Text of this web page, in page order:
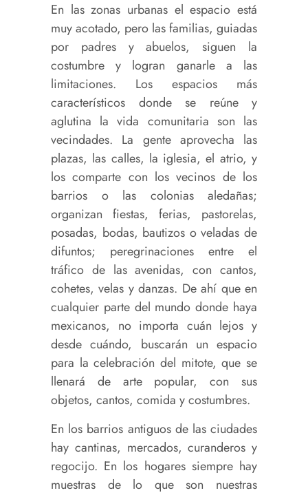
En las zonas urbanas el espacio está
muy acotado, pero las familias, guiadas
por padres y abuelos, siguen la
costumbre y logran ganarle a las
limitaciones. Los espacios más
característicos donde se reúne y
aglutina la vida comunitaria son las
vecindades. La gente aprovecha las
plazas, las calles, la iglesia, el atrio, y
los comparte con los vecinos de los
barrios o las colonias aledañas;
organizan fiestas, ferias, pastorelas,
posadas, bodas, bautizos o veladas de
difuntos; peregrinaciones entre el
tráfico de las avenidas, con cantos,
cohetes, velas y danzas. De ahí que en
cualquier parte del mundo donde haya
mexicanos, no importa cuán lejos y
desde cuándo, buscarán un espacio
para la celebración del mitote, que se
llenará de arte popular, con sus
objetos, cantos, comida y costumbres.
En los barrios antiguos de las ciudades
hay cantinas, mercados, curanderos y
regocijo. En los hogares siempre hay
muestras de lo que son nuestras